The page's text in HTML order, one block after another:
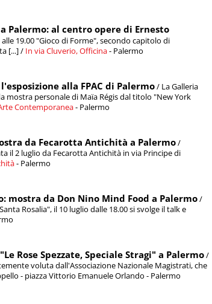
Palermo: al centro opere di Ernesto
19.00 "Gioco di Forme", secondo capitolo di
[...] / In via Cluverio, Officina- Palermo
alla FPAC di Palermo/ La Galleria
mostra personale di Maïa Régis dal titolo "New York
Contemporanea- Palermo
da Fecarotta Antichità a Palermo/
il 2 luglio da Fecarotta Antichità in via Principe di
- Palermo
mostra da Don Nino Mind Food a Palermo/
Rosalia", il 10 luglio dalle 18.00 si svolge il talk e
Rose Spezzate, Speciale Stragi" a Palermo/
voluta dall'Associazione Nazionale Magistrati, che
- piazza Vittorio Emanuele Orlando - Palermo